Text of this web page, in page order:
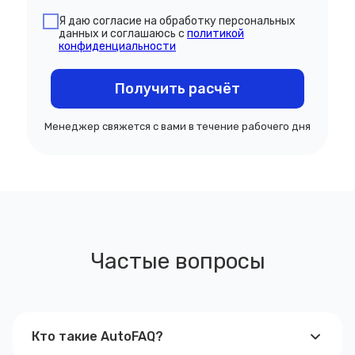
Я даю согласие на обработку персональных
данных и соглашаюсь с политикой
конфиденциальности
Получить расчёт
Менеджер свяжется с вами в течение рабочего дня
Частые вопросы
Кто такие AutoFAQ?